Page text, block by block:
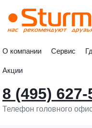
О компании Сервис
Акции
8 (495) 627-
Телефон головного